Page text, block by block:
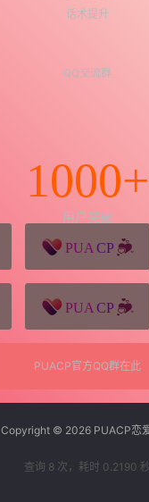
话术提升
QQ交流群
1000+
用户突破
win10系统下载
XD学习网
PUACP官方QQ群在此
Copyright © 2026 PUACP恋
查询 8 次，耗时 0.2190 秒